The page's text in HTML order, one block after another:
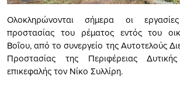
Ολοκληρώνονται σήμερα οι εργασίες
προστασίας του ρέματος εντός του
Βοΐου, από το συνεργείο της Αυτοτελούς
Προστασίας της Περιφέρειας
επικεφαλής τον Νίκο Συλλίρη.